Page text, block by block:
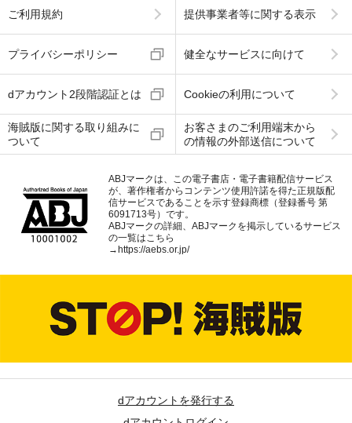
ご利用規約 提供事業者等に関する表示
プライバシーポリシー 健全なサービスに向けて
dアカウント2段階認証とは Cookieの利用について
海賊版に関する取り組みに
ついて
お客さまのご利用端末から
の情報の外部送信について
ABJマークは、この電子書店・電子書籍配信サービス
が、著作権者からコンテンツ使用許諾を得た正規版配
信サービスであることを示す登録商標（登録番号 第
6091713号）です。
ABJマークの詳細、ABJマークを掲示しているサービス
の一覧はこちら
→ https://aebs.or.jp/
dアカウントを発行する